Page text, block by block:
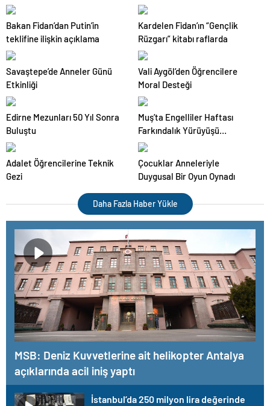
göçü azaltmayı planlıyor
veya esir takası vadetmediğini
Bakan Fidan’dan Putin’in
teklifine ilişkin açıklama
Kardelen Fidan’ın “Gençlik
Rüzgarı” kitabı raflarda
Savaştepe’de Anneler Günü
Etkinliği
Vali Aygöl’den Öğrencilere
Moral Desteği
Edirne Mezunları 50 Yıl Sonra
Buluştu
Muş’ta Engelliler Haftası
Farkındalık Yürüyüşü
Düzenlendi
Adalet Öğrencilerine Teknik
Gezi
Çocuklar Anneleriyle
Duygusal Bir Oyun Oynadı
Daha Fazla Haber Yükle
MSB: Deniz Kuvvetlerine ait helikopter Antalya
açıklarında acil iniş yaptı
İstanbul’da 250 milyon lira değerinde